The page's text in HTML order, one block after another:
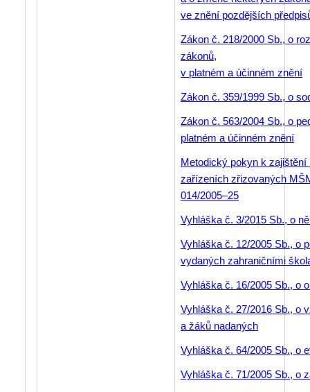
ve znění pozdějších
Zákon č. 218/2000 Sb., o
zákonů,
v platném a účinném znění
Zákon č. 359/1999 Sb., o
Zákon č. 563/2004 Sb., o
platném a účinném znění
Metodický pokyn k
zařízeních zřizovaných
014/2005–25
Vyhláška č. 3/2015 Sb., o
Vyhláška č. 12/2005 Sb., o
vydaných zahraničními
Vyhláška č. 16/2005 Sb., o
Vyhláška č. 27/2016 Sb., o
a žáků nadaných
Vyhláška č. 64/2005 Sb., o
Vyhláška č. 71/2005 Sb., o